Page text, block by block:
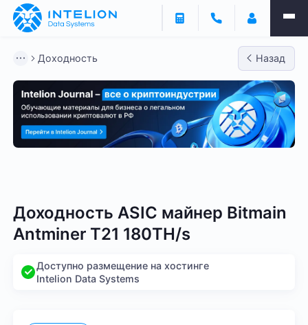
Доходность Назад
Доходность ASIC майнер Bitmain
Antminer T21 180TH/s
Доступно размещение на хостинге
Intelion Data Systems